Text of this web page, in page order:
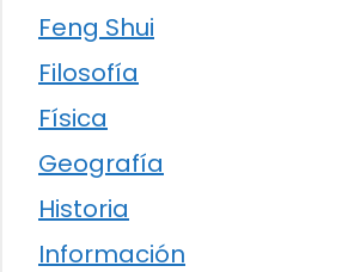
Feng Shui
Filosofía
Física
Geografía
Historia
Información